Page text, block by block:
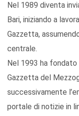
Nel 1989 diventa
Bari, iniziando a
Gazzetta,
centrale.
Nel 1993 ha
Gazzetta del
successivamente
portale di notizie in